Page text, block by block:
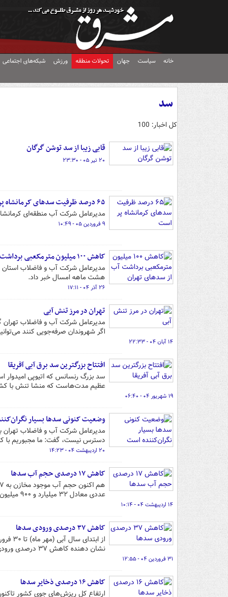
خانه سیاست جهان تحولات منطقه ورزش شبکه‌های اجتماعی
سد
کل اخبار: 100
قابی زیبا از سد توشن گرگان
۲۰ تیر ۰۵ - ۲۳:۳۰
۶۵ درصد ظرفیت سدهای کرمانشاه پر است
مدیرعامل شرکت آب منطقه‌ای کرمانشاه گفت: در حال
۹ فروردین ۰۵ - ۱۰:۴۹
کاهش ۱۰۰ میلیون مترمکعبی برداشت آب از سدهای تهران
هشت ماهه امسال خبر داد.
۲۶ آذر ۰۴ - ۱۷:۱۱
تهران در مرز تنش آبی
اگر شهروندان صرفه‌جویی کنند
۱۴ آبان ۰۴ - ۲۲:۳۳
افتتاح بزرگترین سد برق آبی آفریقا
سد بزرگ رنسانس که اتیوپی امیدوار
عظیم مدت‌هاست که منشا تنش با
۱۹ شهریور ۰۴ - ۰۶:۴۰
وضعیت کنونی سدها بسیار
مدیرعامل شرکت آب و فاضلاب تهران
دسترس نیست، گفت: ما مجبوریم با
۲۰ اردیبهشت ۰۴ - ۱۴:۲۳
کاهش ۱۷ درصدی حجم آب سدها
عددی معادل ۳۲ میلیارد و ۹۰۰ میلیون متر مکعب بوده که نشان دهنده کاهش ۱۷ درصدی است.
۱۴ اردیبهشت ۰۴ - ۱۰:۱۴
کاهش ۳۷ درصدی ورودی سدها
نشان دهنده کاهش ۳۷ درصدی ورودی سدها نسبت به سال گذشته است.
۳۱ فروردین ۰۴ - ۱۲:۵۵
کاهش ۱۶ درصدی ذخایر سدها